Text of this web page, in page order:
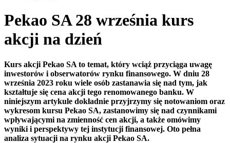
Pekao SA 28 września kurs
akcji na dzień
Kurs akcji Pekao SA to temat, który wciąż przyciąga uwagę
inwestorów i obserwatorów rynku finansowego. W dniu 28
września 2023 roku wiele osób zastanawia się nad tym, jak
kształtuje się cena akcji tego renomowanego banku. W
niniejszym artykule dokładnie przyjrzymy się notowaniom oraz
wykresom kursu Pekao SA, zastanowimy się nad czynnikami
wpływającymi na zmienność cen akcji, a także omówimy
wyniki i perspektywy tej instytucji finansowej. Oto pełna
analiza sytuacji na rynku akcji Pekao SA.